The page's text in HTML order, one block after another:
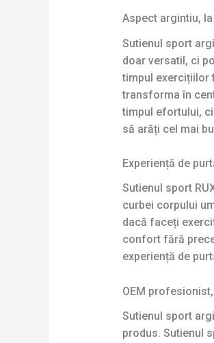
Aspect argintiu,
Sutienul sport
doar versatil, ci
timpul exercițiilor
transforma în
timpul efortului,
să arăți cel mai
Experiență de
Sutienul sport
curbei corpului
dacă faceți
confort fără
experiență de
OEM
Sutienul sport
produs. Sutienul